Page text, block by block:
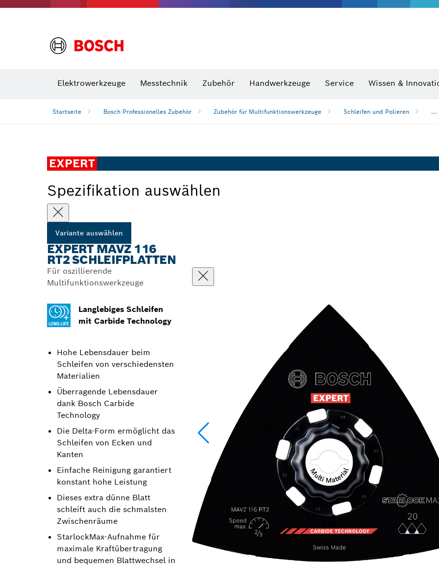
Elektrowerkzeuge Messtechnik Zubehör Handwerkzeuge Service Wissen &
Startseite Bosch Professionelles Zubehör Zubehör für Multifunktionswerkzeuge Schleifen und Polieren ...
EXPERT
Spezifikation auswählen
Variante auswählen
EXPERT MAVZ 116
RT2 SCHLEIFPLATTEN
Für oszillierende
Multifunktionswerkzeuge
Langlebiges Schleifen
mit Carbide Technology
Hohe Lebensdauer beim
Schleifen von verschiedensten
Materialien
Überragende Lebensdauer
dank Bosch Carbide
Technology
Die Delta-Form ermöglicht das
Schleifen von Ecken und
Kanten
Einfache Reinigung garantiert
konstant hohe Leistung
Dieses extra dünne Blatt
schleift auch die schmalsten
Zwischenräume
StarlockMax-Aufnahme für
maximale Kraftübertragung
und bequemen Blattwechsel in